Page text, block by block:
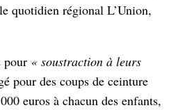
quotidien régional L’Union,
pour « soustraction à leurs
pour des coups de ceinture
euros à chacun des enfants,